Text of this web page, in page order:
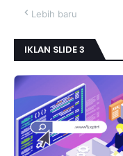
Lebih baru
IKLAN SLIDE 3